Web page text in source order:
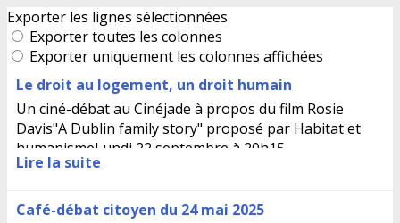
Exporter les lignes sélectionnées
Exporter toutes les colonnes
Exporter uniquement les colonnes affichées
Le droit au logement, un droit humain
Un ciné-débat au Cinéjade à propos du film Rosie
Davis"A Dublin family story" proposé par Habitat et
humanismeLundi 22 septembre à 20h15
Lire la suite
Café-débat citoyen du 24 mai 2025